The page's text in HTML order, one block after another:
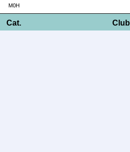
Cat. Club
M0H